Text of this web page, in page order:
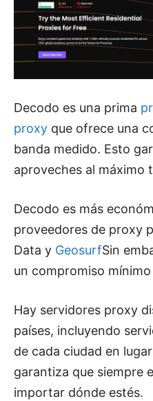
Decodo es una prima
proxy que ofrece una
banda medido. Esto
aproveches al máximo
Decodo es más
proveedores de proxy
Data y GeosurfSin
un compromiso
Hay servidores proxy
países, incluyendo
de cada ciudad en
garantiza que siempre
importar dónde estés.